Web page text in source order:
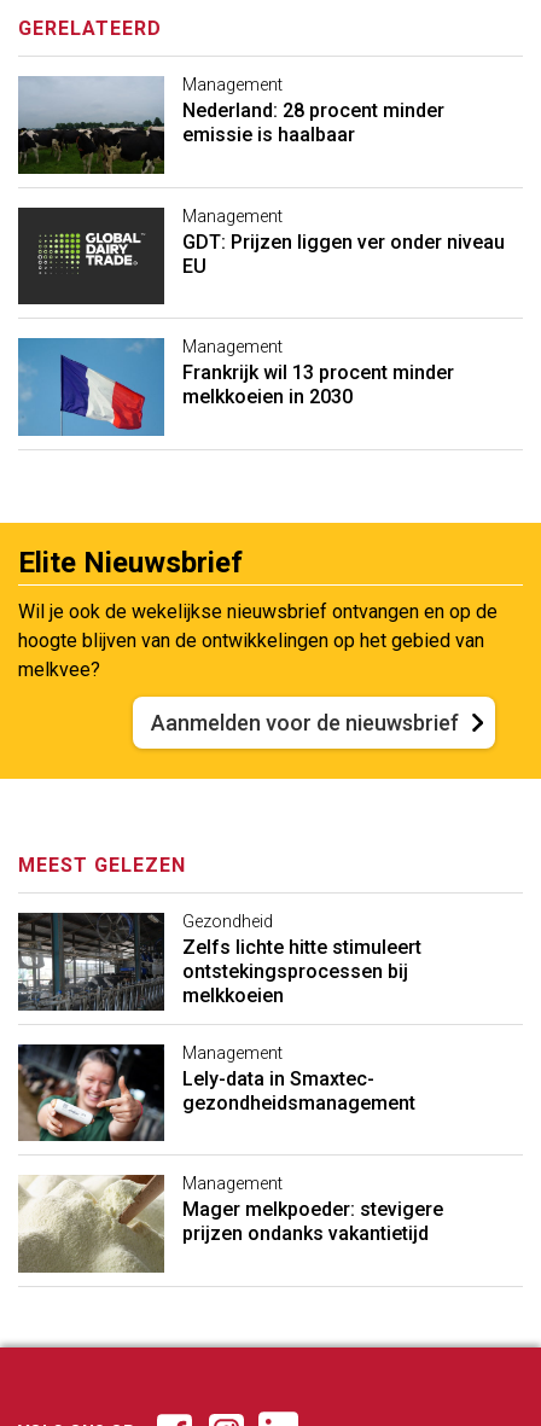
GERELATEERD
Management
Nederland: 28 procent minder
emissie is haalbaar
Management
GDT: Prijzen liggen ver onder niveau
EU
Management
Frankrijk wil 13 procent minder
melkkoeien in 2030
Elite Nieuwsbrief
Wil je ook de wekelijkse nieuwsbrief ontvangen en op de
hoogte blijven van de ontwikkelingen op het gebied van
melkvee?
Aanmelden voor de nieuwsbrief
MEEST GELEZEN
Gezondheid
Zelfs lichte hitte stimuleert
ontstekingsprocessen bij
melkkoeien
Management
Lely-data in Smaxtec-
gezondheidsmanagement
Management
Mager melkpoeder: stevigere
prijzen ondanks vakantietijd